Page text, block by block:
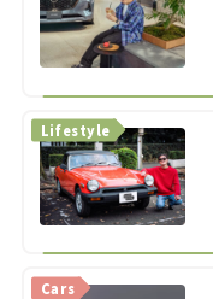
Lifestyle
Cars